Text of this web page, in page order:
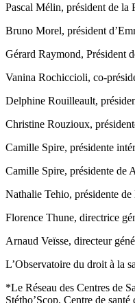
Pascal Mélin, président de la
Bruno Morel, président
Gérard Raymond, Président
Vanina Rochiccioli, co-
Delphine Rouilleault,
Christine Rouzioux,
Camille Spire, présidente
Camille Spire, présidente de
Nathalie Tehio, présidente
Florence Thune, directrice
Arnaud Veïsse, directeur
L’Observatoire du droit à la
*Le Réseau des Centres de
Stétho’Scop, Centre de